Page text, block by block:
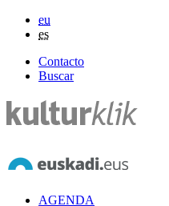
eu
es
Contacto
Buscar
AGENDA